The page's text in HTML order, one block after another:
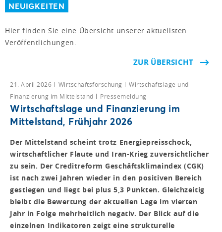
NEUIGKEITEN
Hier finden Sie eine Übersicht unserer aktuellsten
Veröffentlichungen.
ZUR ÜBERSICHT
21. April 2026 Wirtschaftsforschung
Wirtschaftslage und
Finanzierung im Mittelstand
Pressemeldung
Wirtschaftslage und Finanzierung im
Mittelstand, Frühjahr 2026
Der Mittelstand scheint trotz Energiepreisschock,
wirtschaftlicher Flaute und Iran-Krieg zuversichtlicher
zu sein. Der Creditreform Geschäftsklimaindex (CGK)
ist nach zwei Jahren wieder in den positiven Bereich
gestiegen und liegt bei plus 5,3 Punkten. Gleichzeitig
bleibt die Bewertung der aktuellen Lage im vierten
Jahr in Folge mehrheitlich negativ. Der Blick auf die
einzelnen Indikatoren zeigt eine strukturelle